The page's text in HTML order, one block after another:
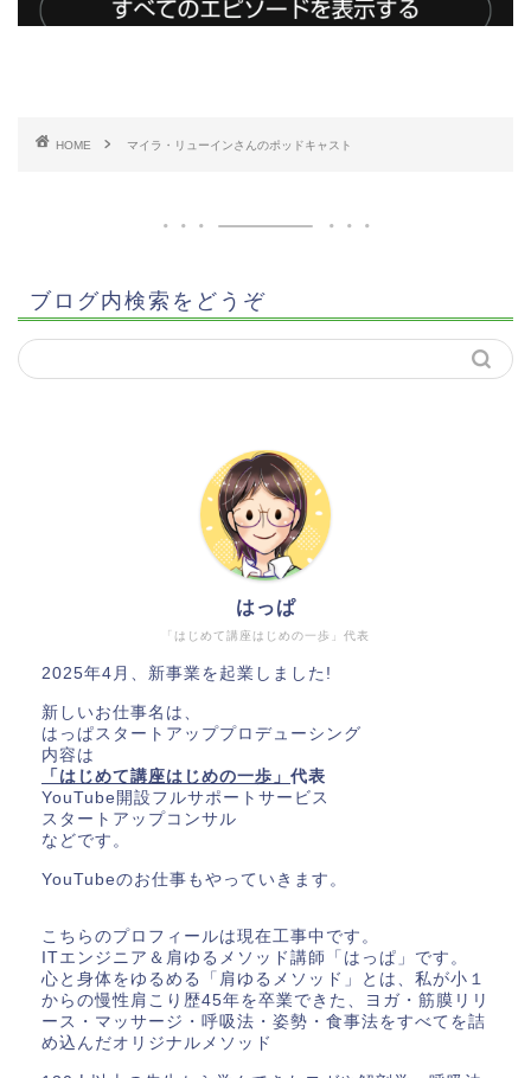
HOME マイラ・リューインさんのポッドキャスト
ブログ内検索をどうぞ
「はじめて講座はじめの一歩」代表
はっぱ
2025年4月、新事業を起業しました!
新しいお仕事名は、
はっぱスタートアッププロデューシング
内容は
「はじめて講座はじめの一歩」 代表
YouTube開設フルサポートサービス
スタートアップコンサル
などです。
YouTubeのお仕事もやっていきます。
こちらのプロフィールは現在工事中です。
ITエンジニア＆肩ゆるメソッド講師「はっぱ」です。
心と身体をゆるめる「肩ゆるメソッド」とは、私が小１
からの慢性肩こり歴45年を卒業できた、ヨガ・筋膜リリ
ース・マッサージ・呼吸法・姿勢・食事法をすべてを詰
め込んだオリジナルメソッド